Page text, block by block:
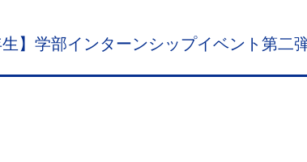
生】学部インターンシップイベント第